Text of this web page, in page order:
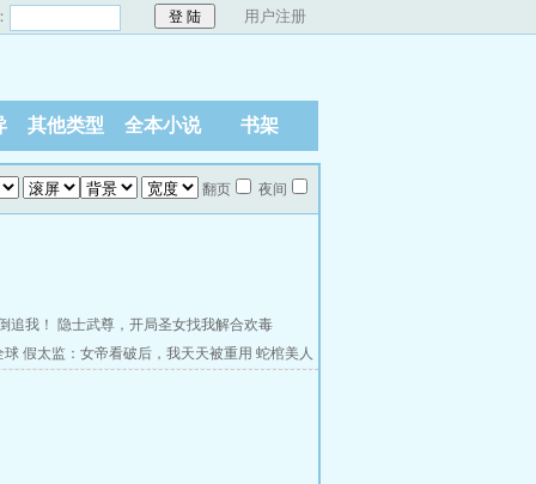
用户注册
其他类型 全本小说 书架
翻页 夜间
追我！
隐士武尊，开局圣女找我解合欢毒
球 假太监：女帝看破后，我天天被重用 蛇棺美人